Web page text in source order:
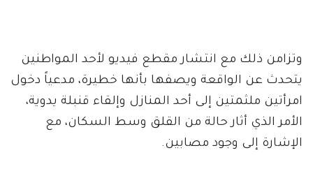
وتزامن ذلك مع انتشار مقطع فيديو لأحد المواطنين
يتحدث عن الواقعة ويصفها بأنها خطيرة، مدعياً دخول
امرأتين ملثمتين إلى أحد المنازل وإلقاء قنبلة يدوية،
الأمر الذي أثار حالة من القلق وسط السكان، مع
الإشارة إلى وجود مصابين.